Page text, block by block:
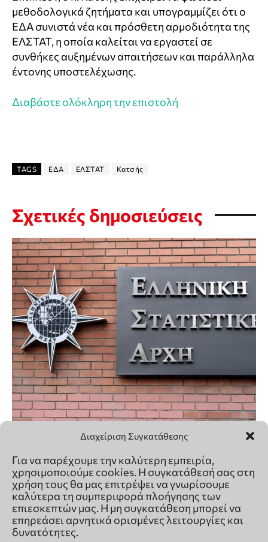
Διαχείριση Συγκατάθεσης
Για να παρέχουμε την καλύτερη εμπειρία,
χρησιμοποιούμε cookies. Η συγκατάθεσή σας στη
χρήση τους θα μας επιτρέψει να γνωρίσουμε
καλύτερα τη συμπεριφορά πλοήγησης των
επιεσκεπτών μας. Η μη συγκατάθεση μπορεί να
επηρεάσει αρνητικά ορισμένες λειτουργίες και
δυνατότητες.